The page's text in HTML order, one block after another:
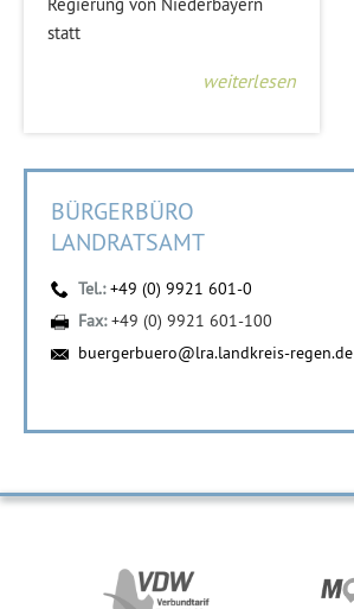
statt
weiterlesen
BÜRGERBÜRO
LANDRATSAMT
Tel.:+49 (0) 9921 601-0
Fax:+49 (0) 9921 601-100
buergerbuero@lra.landkreis-regen.de